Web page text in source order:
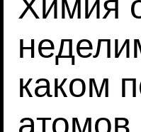
каком
атомов